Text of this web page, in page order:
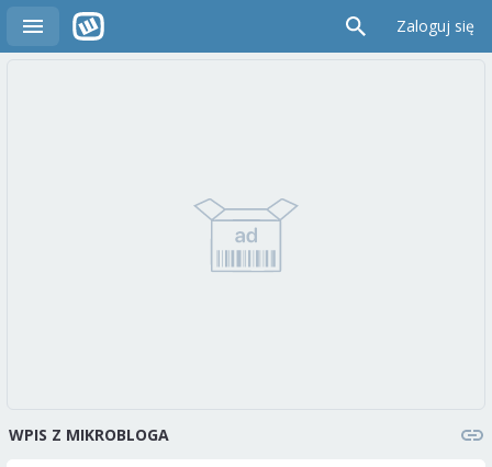
Zaloguj się
WPIS Z MIKROBLOGA